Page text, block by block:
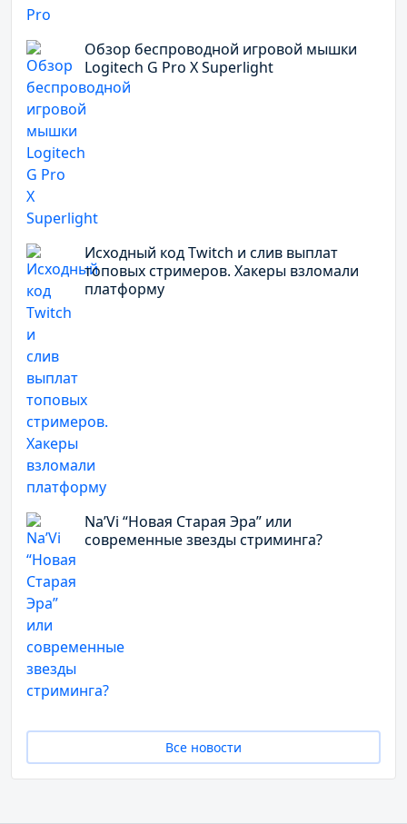
Обзор беспроводной игровой мышки
Logitech G Pro X Superlight
Исходный код Twitch и слив выплат
топовых стримеров. Хакеры взломали
платформу
Na’Vi “Новая Старая Эра” или
современные звезды стриминга?
Все новости